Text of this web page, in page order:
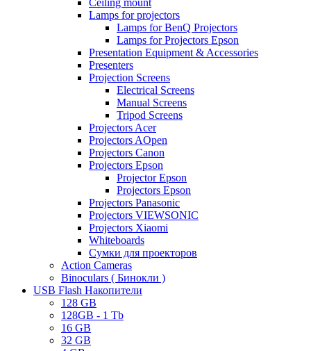
Ceiling mount
Lamps for projectors
Lamps for BenQ Projectors
Lamps for Projectors Epson
Presentation Equipment & Accessories
Presenters
Projection Screens
Electrical Screens
Manual Screens
Tripod Screens
Projectors Acer
Projectors AOpen
Projectors Canon
Projectors Epson
Projector Epson
Projectors Epson
Projectors Panasonic
Projectors VIEWSONIC
Projectors Xiaomi
Whiteboards
Сумки для проекторов
Action Cameras
Binoculars ( Бинокли )
USB Flash Накопители
128 GB
128GB - 1 Tb
16 GB
32 GB